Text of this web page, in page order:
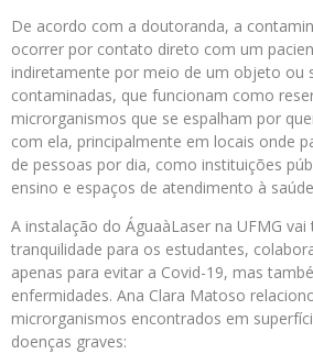
De acordo com a doutoranda, a
ocorrer por contato direto com um
indiretamente por meio de um objeto ou
contaminadas, que funcionam como
microrganismos que se espalham por
com ela, principalmente em locais onde
de pessoas por dia, como instituições
ensino e espaços de atendimento à
A instalação do ÁguaàLaser na UFMG vai
tranquilidade para os estudantes,
apenas para evitar a Covid-19, mas
enfermidades. Ana Clara Matoso
microrganismos encontrados em
doenças graves: